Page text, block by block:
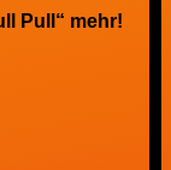
Pull“ mehr!